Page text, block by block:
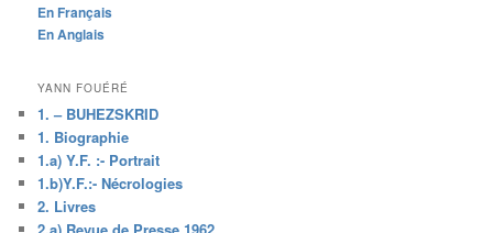
En Français
En Anglais
YANN FOUÉRÉ
1. – BUHEZSKRID
1. Biographie
1.a) Y.F. :- Portrait
1.b)Y.F.:- Nécrologies
2. Livres